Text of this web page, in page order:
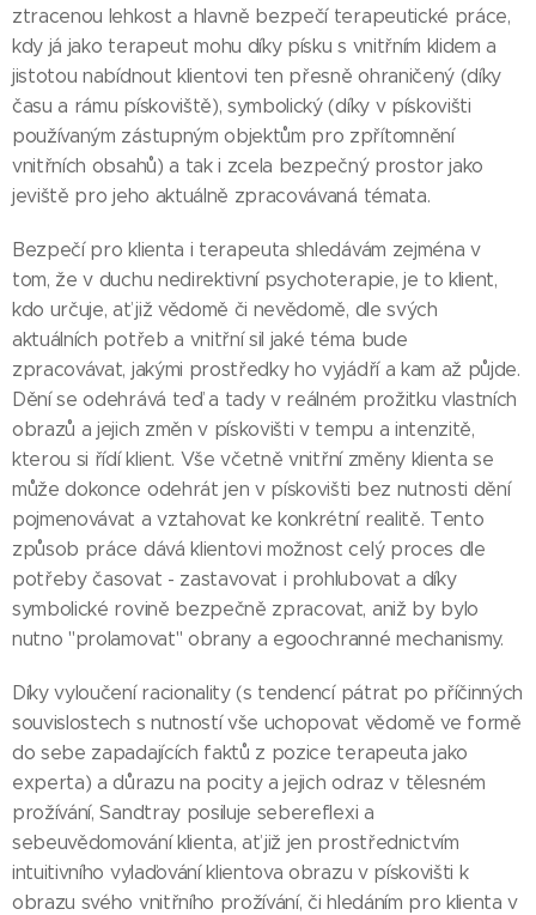
ztracenou lehkost a hlavně bezpečí terapeutické práce,
kdy já jako terapeut mohu díky písku s vnitřním klidem a
jistotou nabídnout klientovi ten přesně ohraničený (díky
času a rámu pískoviště), symbolický (díky v pískovišti
používaným zástupným objektům pro zpřítomnění
vnitřních obsahů) a tak i zcela bezpečný prostor jako
jeviště pro jeho aktuálně zpracovávaná témata.
Bezpečí pro klienta i terapeuta shledávám zejména v
tom, že v duchu nedirektivní psychoterapie, je to klient,
kdo určuje, ať již vědomě či nevědomě, dle svých
aktuálních potřeb a vnitřní sil jaké téma bude
zpracovávat, jakými prostředky ho vyjádří a kam až půjde.
Dění se odehrává teď a tady v reálném prožitku vlastních
obrazů a jejich změn v pískovišti v tempu a intenzitě,
kterou si řídí klient. Vše včetně vnitřní změny klienta se
může dokonce odehrát jen v pískovišti bez nutnosti dění
pojmenovávat a vztahovat ke konkrétní realitě. Tento
způsob práce dává klientovi možnost celý proces dle
potřeby časovat - zastavovat i prohlubovat a díky
symbolické rovině bezpečně zpracovat, aniž by bylo
nutno "prolamovat" obrany a egoochranné mechanismy.
Díky vyloučení racionality (s tendencí pátrat po příčinných
souvislostech s nutností vše uchopovat vědomě ve formě
do sebe zapadajících faktů z pozice terapeuta jako
experta) a důrazu na pocity a jejich odraz v tělesném
prožívání, Sandtray posiluje sebereflexi a
sebeuvědomování klienta, ať již jen prostřednictvím
intuitivního vylaďování klientova obrazu v pískovišti k
obrazu svého vnitřního prožívání, či hledáním pro klienta v